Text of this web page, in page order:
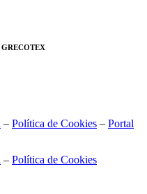
GRECOTEX
– Política de Cookies – Portal
– Política de Cookies